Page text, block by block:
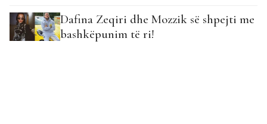
Dafina Zeqiri dhe Mozzik së shpejti me
bashkëpunim të ri!